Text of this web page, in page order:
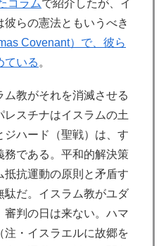
コラムで紹介したが、イ
らの憲法ともいうべき
Covenant）で、彼ら
ている 。
ム教がそれを消滅させる
レスチナはイスラムの土
ハード（聖戦）は、す
務である。平和的解決策
抗運動の原則と矛盾す
駄だ。イスラム教がユダ
審判の日は来ない。ハマ
注・イスラエルに故郷を